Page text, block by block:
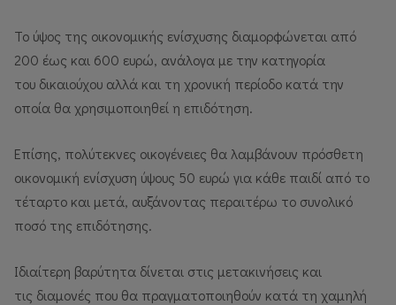
Το ύψος της οικονομικής ενίσχυσης διαμορφώνεται από
200 έως και 600 ευρώ, ανάλογα με την κατηγορία
του δικαιούχου αλλά και τη χρονική περίοδο κατά την
οποία θα χρησιμοποιηθεί η επιδότηση.
Επίσης, πολύτεκνες οικογένειες θα λαμβάνουν πρόσθετη
οικονομική ενίσχυση ύψους 50 ευρώ για κάθε παιδί από το
τέταρτο και μετά, αυξάνοντας περαιτέρω το συνολικό
ποσό της επιδότησης.
Ιδιαίτερη βαρύτητα δίνεται στις μετακινήσεις και
τις διαμονές που θα πραγματοποιηθούν κατά τη χαμηλή